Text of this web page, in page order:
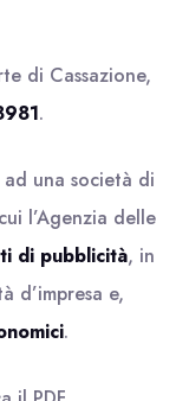
di Cassazione,
.
una società di
l’Agenzia delle
di pubblicità, in
d’impresa e,
.